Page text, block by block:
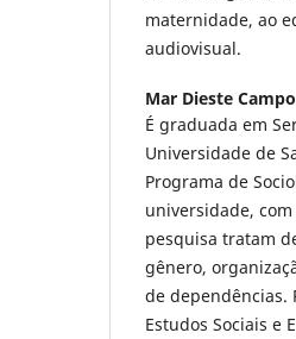
maternidade, ao
audiovisual.
Mar Dieste
É graduada em
Universidade de
Programa de
universidade,
pesquisa tratam
gênero,
de dependências.
Estudos Sociais e